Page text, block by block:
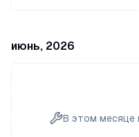
июнь, 2026
В этом месяце